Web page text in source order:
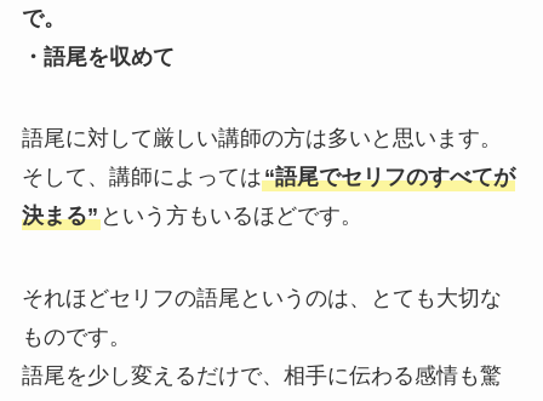
で。
・語尾を収めて
語尾に対して厳しい講師の方は多いと思います。
そして、講師によっては“語尾でセリフのすべてが
決まる”という方もいるほどです。
それほどセリフの語尾というのは、とても大切な
ものです。
語尾を少し変えるだけで、相手に伝わる感情も驚